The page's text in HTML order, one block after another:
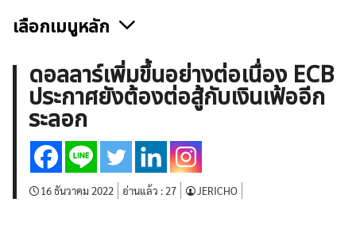
ค้นหา
สำหรับ:
เลือกเมนูหลัก
ข่าวฟอเร็กซ์และสกุลเงิน คริปโตเคอร์เรนซี
ฟรีซิกแนล รายวัน
บทวิเคราะห์
เศรษฐกิจทั่วไป ดัชนี-หุ้น
พันธบัตร
สินค้าโภคภัณฑ์
กองทุน Forex
ฟรี EA
ดอลลาร์เพิ่มขึ้นอย่างต่อเนื่อง ECB
ประกาศยังต้องต่อสู้กับเงินเฟ้ออีก
ระลอก
16 ธันวาคม 2022 อ่านแล้ว :27 JERICHO